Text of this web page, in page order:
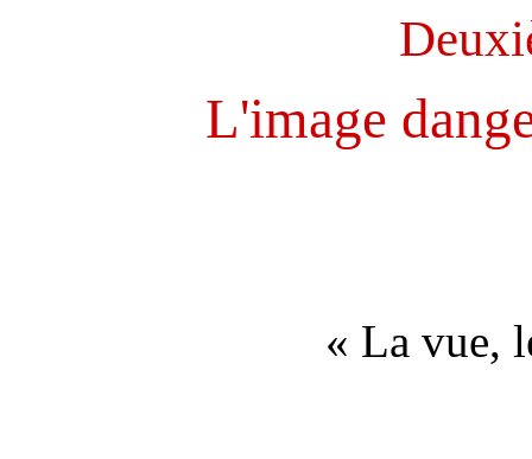
L'image
« La vue,